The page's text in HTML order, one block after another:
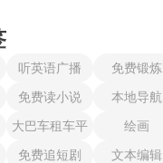
听英语广播
免费锻炼
免费读小说
本地导航
大巴车租车平
台
绘画
免费追短剧 文本编辑